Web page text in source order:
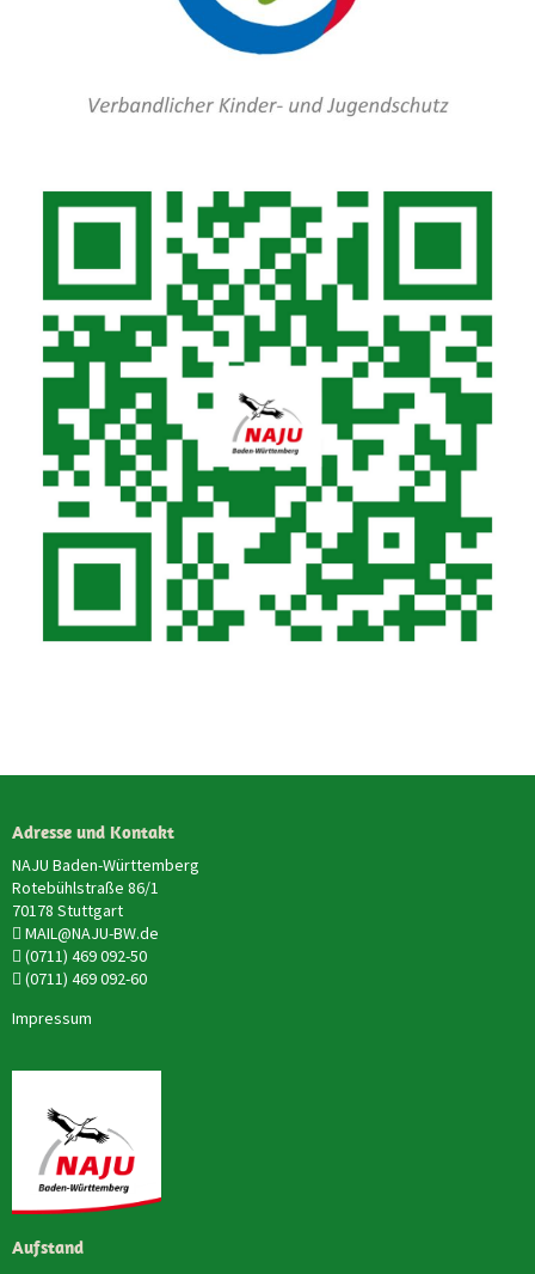
Adresse und Kontakt
NAJU Baden-Württemberg
Rotebühlstraße 86/1
70178 Stuttgart
MAIL@NAJU-BW.de
(0711) 469 092-50
(0711) 469 092-60
Impressum
Aufstand